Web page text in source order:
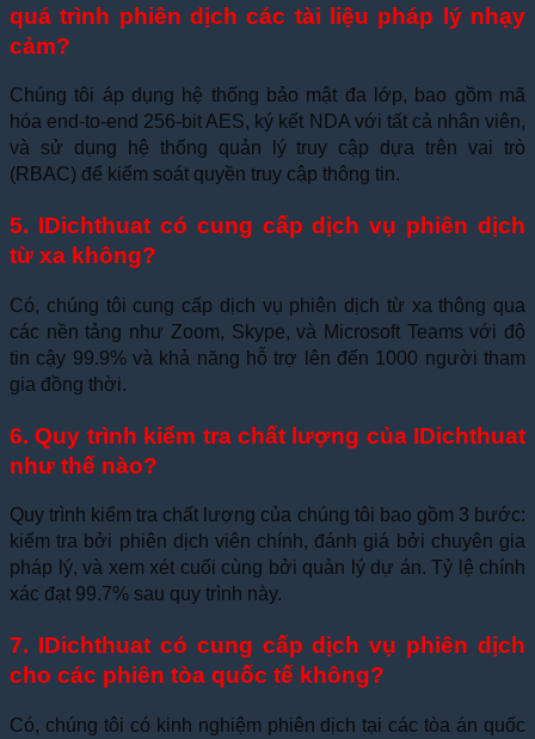
quá trình phiên dịch các tài liệu pháp lý nhạy
cảm?
Chúng tôi áp dụng hệ thống bảo mật đa lớp, bao gồm mã
hóa end-to-end 256-bit AES, ký kết NDA với tất cả nhân viên,
và sử dụng hệ thống quản lý truy cập dựa trên vai trò
(RBAC) để kiểm soát quyền truy cập thông tin.
5. IDichthuat có cung cấp dịch vụ phiên dịch
từ xa không?
Có, chúng tôi cung cấp dịch vụ phiên dịch từ xa thông qua
các nền tảng như Zoom, Skype, và Microsoft Teams với độ
tin cậy 99.9% và khả năng hỗ trợ lên đến 1000 người tham
gia đồng thời.
6. Quy trình kiểm tra chất lượng của IDichthuat
như thế nào?
Quy trình kiểm tra chất lượng của chúng tôi bao gồm 3 bước:
kiểm tra bởi phiên dịch viên chính, đánh giá bởi chuyên gia
pháp lý, và xem xét cuối cùng bởi quản lý dự án. Tỷ lệ chính
xác đạt 99.7% sau quy trình này.
7. IDichthuat có cung cấp dịch vụ phiên dịch
cho các phiên tòa quốc tế không?
Có, chúng tôi có kinh nghiệm phiên dịch tại các tòa án quốc